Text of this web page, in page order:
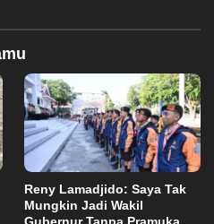
Reny Lamadjido: Saya Tak
Mungkin Jadi Wakil